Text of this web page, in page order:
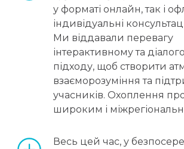
у форматі онлайн, так і
індивідуальні
Ми віддавали перевагу
інтерактивному та
підходу, щоб створити
взаєморозуміння та
учасників. Охоплення
широким і
Весь цей час, у